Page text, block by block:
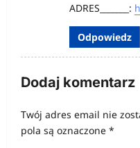
ADRES_______:
Odpowiedz
Dodaj komentarz
Twój adres email nie
pola są oznaczone *